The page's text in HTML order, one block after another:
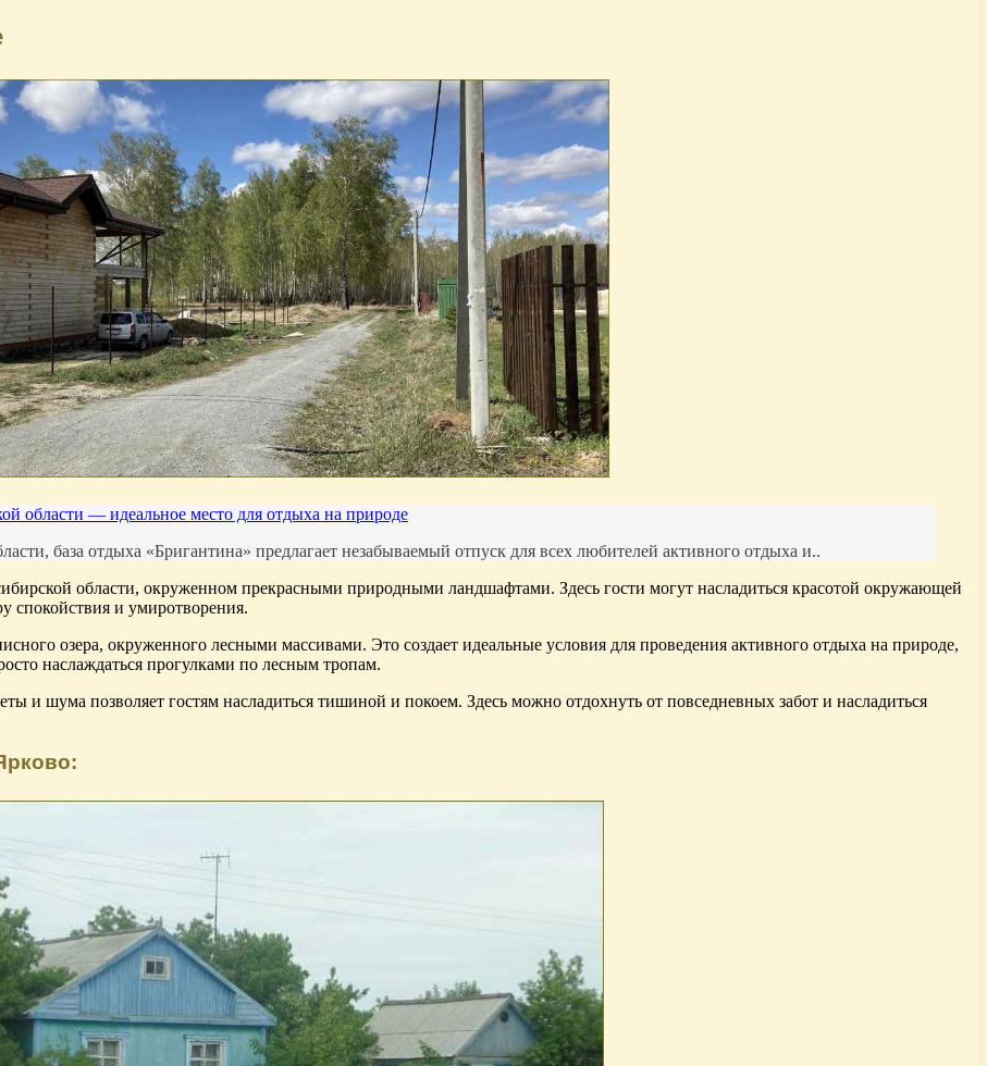
области — идеальное место для отдыха на природе
база отдыха «Бригантина» предлагает незабываемый отпуск для всех любителей активного отдыха и..
области, окруженном прекрасными природными ландшафтами. Здесь гости могут насладиться красотой окружающей
спокойствия и умиротворения.
озера, окруженного лесными массивами. Это создает идеальные условия для проведения активного отдыха на природе,
наслаждаться прогулками по лесным тропам.
и шума позволяет гостям насладиться тишиной и покоем. Здесь можно отдохнуть от повседневных забот и насладиться